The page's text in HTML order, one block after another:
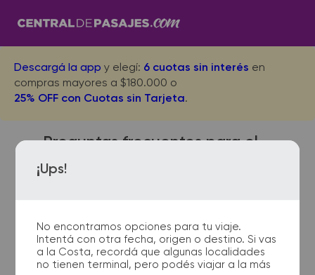
Descargá la app y elegí: 6 cuotas sin interés en
compras mayores a $180.000 o
25% OFF con Cuotas sin Tarjeta.
¡Ups!
No encontramos opciones para tu viaje.
Intentá con otra fecha, origen o destino. Si vas
a la Costa, recordá que algunas localidades
no tienen terminal, pero podés viajar a la más
Preguntas frecuentes para el
viaje desde Santa Teresita a
Lujan
¿Dónde quedan las
terminales de micro de Santa